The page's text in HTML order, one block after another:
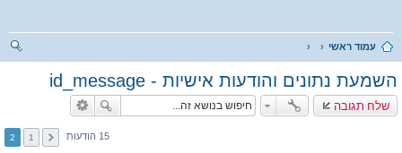
עמוד ראשי
השמעת נתונים והודעות אישיות - id_message
שלח תגובה
15 הודעות 1
2